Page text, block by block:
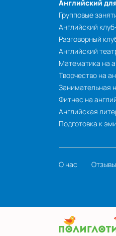
Английский
Групповые
Английский
Разговорный
Английский
Математика на
Творчество на
Занимательная
Фитнес на
Английская
Подготовка к
О нас Отзывы